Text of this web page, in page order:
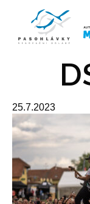
25.7.2023